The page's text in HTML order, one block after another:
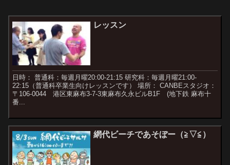
レッスン
日時： 普通科：毎週月曜20:00-21:15 研究科：毎週月曜21:00-
22:15（普通科卒業生向けレッスンです） 場所： CANBEスタジオ：
〒106-0044 港区東麻布3-7-3東麻布久永ビルB1F (地下鉄 麻布十
番...
網代ビーチであそぼー（≧▽≦）